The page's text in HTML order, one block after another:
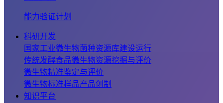
能力验证计划
科研开发
国家工业微生物菌种资源库建设运行
传统发酵食品微生物资源挖掘与评价
微生物精准鉴定与评价
微生物标准样品产品创制
知识平台